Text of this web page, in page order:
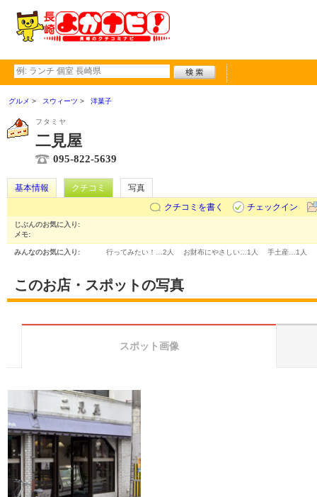
グルメ スウィーツ 洋菓子
フタミヤ
二見屋
095-822-5639
基本情報 クチコミ
写真
クチコミを書く
チェックイン
じぶんのお気に入り:
メモ:
みんなのお気に入り: 行ってみたい！… 2人 お財布にやさしい… 1人 手土産… 1人
このお店・スポットの写真
スポット画像